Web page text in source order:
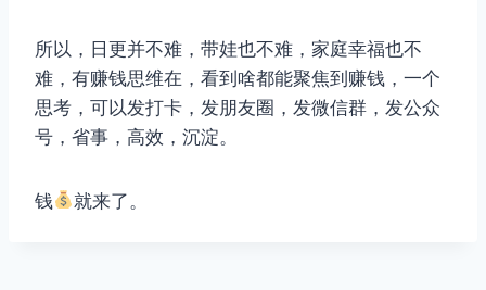
所以，日更并不难，带娃也不难，家庭幸福也不
难，有赚钱思维在，看到啥都能聚焦到赚钱，一个
思考，可以发打卡，发朋友圈，发微信群，发公众
号，省事，高效，沉淀。
钱 就来了。